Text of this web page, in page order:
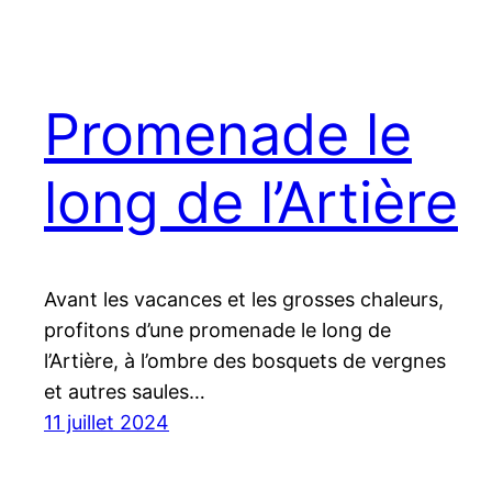
Promenade le
long de l’Artière
Avant les vacances et les grosses chaleurs,
profitons d’une promenade le long de
l’Artière, à l’ombre des bosquets de vergnes
et autres saules…
11 juillet 2024